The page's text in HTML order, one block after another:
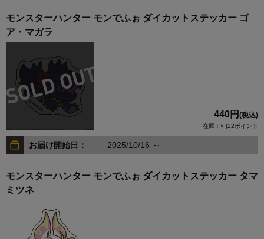
モンスターハンター モンでふぉ ダイカットステッカー ゴ
ア・マガラ
440円 (税込)
在庫：× |22ポイント
お届け開始日： 2025/10/16 ～
モンスターハンター モンでふぉ ダイカットステッカー タマ
ミツネ